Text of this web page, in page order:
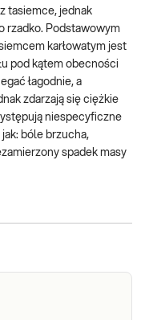
tasiemce, jednak
rzadko. Podstawowym
karłowatym jest
pod kątem obecności
łagodnie, a
zdarzają się ciężkie
niespecyficzne
bóle brzucha,
spadek masy